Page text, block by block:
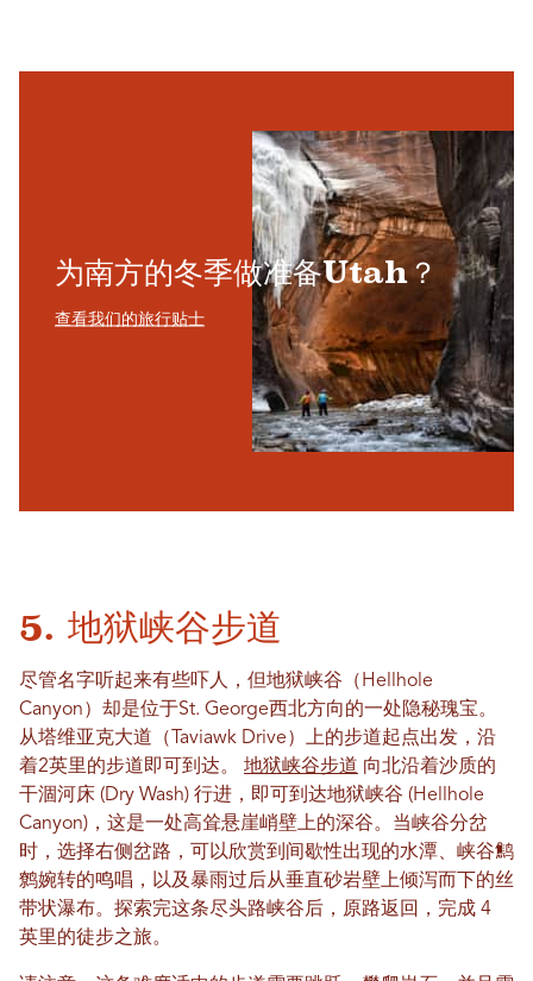
为南方的冬季做准备Utah？
查看我们的旅行贴士
5. 地狱峡谷步道
尽管名字听起来有些吓人，但地狱峡谷（Hellhole
Canyon）却是位于St. George西北方向的一处隐秘瑰宝。
从塔维亚克大道（Taviawk Drive）上的步道起点出发，沿
着2英里的步道即可到达。 地狱峡谷步道 向北沿着沙质的
干涸河床 (Dry Wash) 行进，即可到达地狱峡谷 (Hellhole
Canyon)，这是一处高耸悬崖峭壁上的深谷。当峡谷分岔
时，选择右侧岔路，可以欣赏到间歇性出现的水潭、峡谷鹪
鹩婉转的鸣唱，以及暴雨过后从垂直砂岩壁上倾泻而下的丝
带状瀑布。探索完这条尽头路峡谷后，原路返回，完成 4
英里的徒步之旅。